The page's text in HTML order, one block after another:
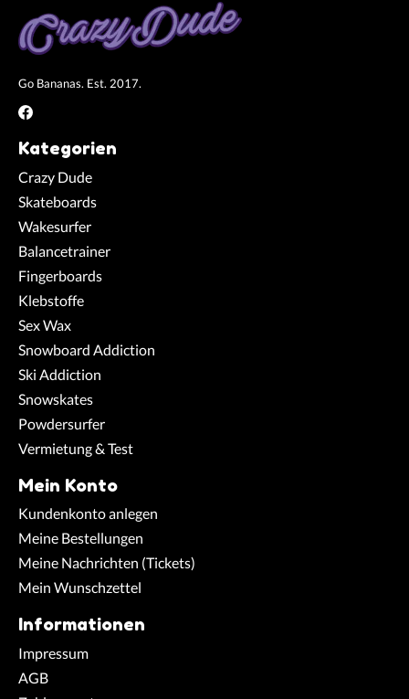
Go Bananas. Est. 2017.
Kategorien
Crazy Dude
Skateboards
Wakesurfer
Balancetrainer
Fingerboards
Klebstoffe
Sex Wax
Snowboard Addiction
Ski Addiction
Snowskates
Powdersurfer
Vermietung & Test
Mein Konto
Kundenkonto anlegen
Meine Bestellungen
Meine Nachrichten (Tickets)
Mein Wunschzettel
Informationen
Impressum
AGB